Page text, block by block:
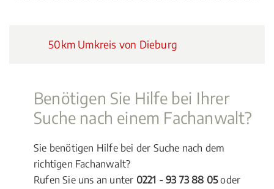
50km Umkreis von Dieburg
Benötigen Sie Hilfe bei Ihrer
Suche nach einem Fachanwalt?
Sie benötigen Hilfe bei der Suche nach dem
richtigen Fachanwalt?
Rufen Sie uns an unter 0221 - 93 73 88 05oder